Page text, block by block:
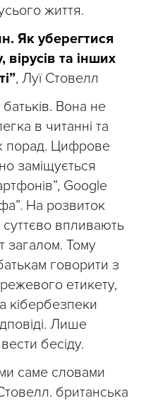
життя.
Як уберегтися
вірусів та інших
, Луї Стовелл
Вона не
в читанні та
порад. Цифрове
заміщується
Google
На розвиток
впливають
загалом. Тому
говорити з
етикету,
кібербезпеки
Лише
бесіду.
саме словами
британська